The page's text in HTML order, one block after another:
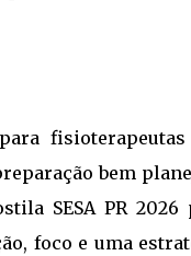
fisioterapeutas
bem
SESA PR 2026
foco e uma